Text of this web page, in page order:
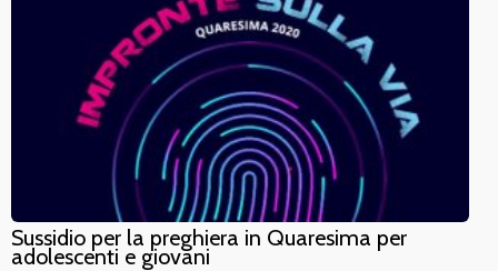
Sussidio per la preghiera in Quaresima per
adolescenti e giovani